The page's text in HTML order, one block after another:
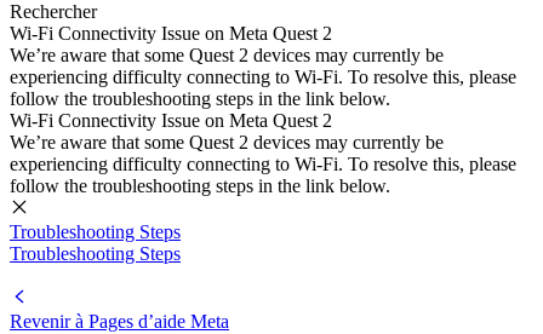
Rechercher
Wi-Fi Connectivity Issue on Meta Quest 2
We’re aware that some Quest 2 devices may currently be
experiencing difficulty connecting to Wi-Fi. To resolve this, please
follow the troubleshooting steps in the link below.
Wi-Fi Connectivity Issue on Meta Quest 2
We’re aware that some Quest 2 devices may currently be
experiencing difficulty connecting to Wi-Fi. To resolve this, please
follow the troubleshooting steps in the link below.
Troubleshooting Steps
Troubleshooting Steps
Revenir à Pages d’aide Meta